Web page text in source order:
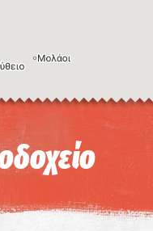
σε πνευματικά δικαιώματα Όροι